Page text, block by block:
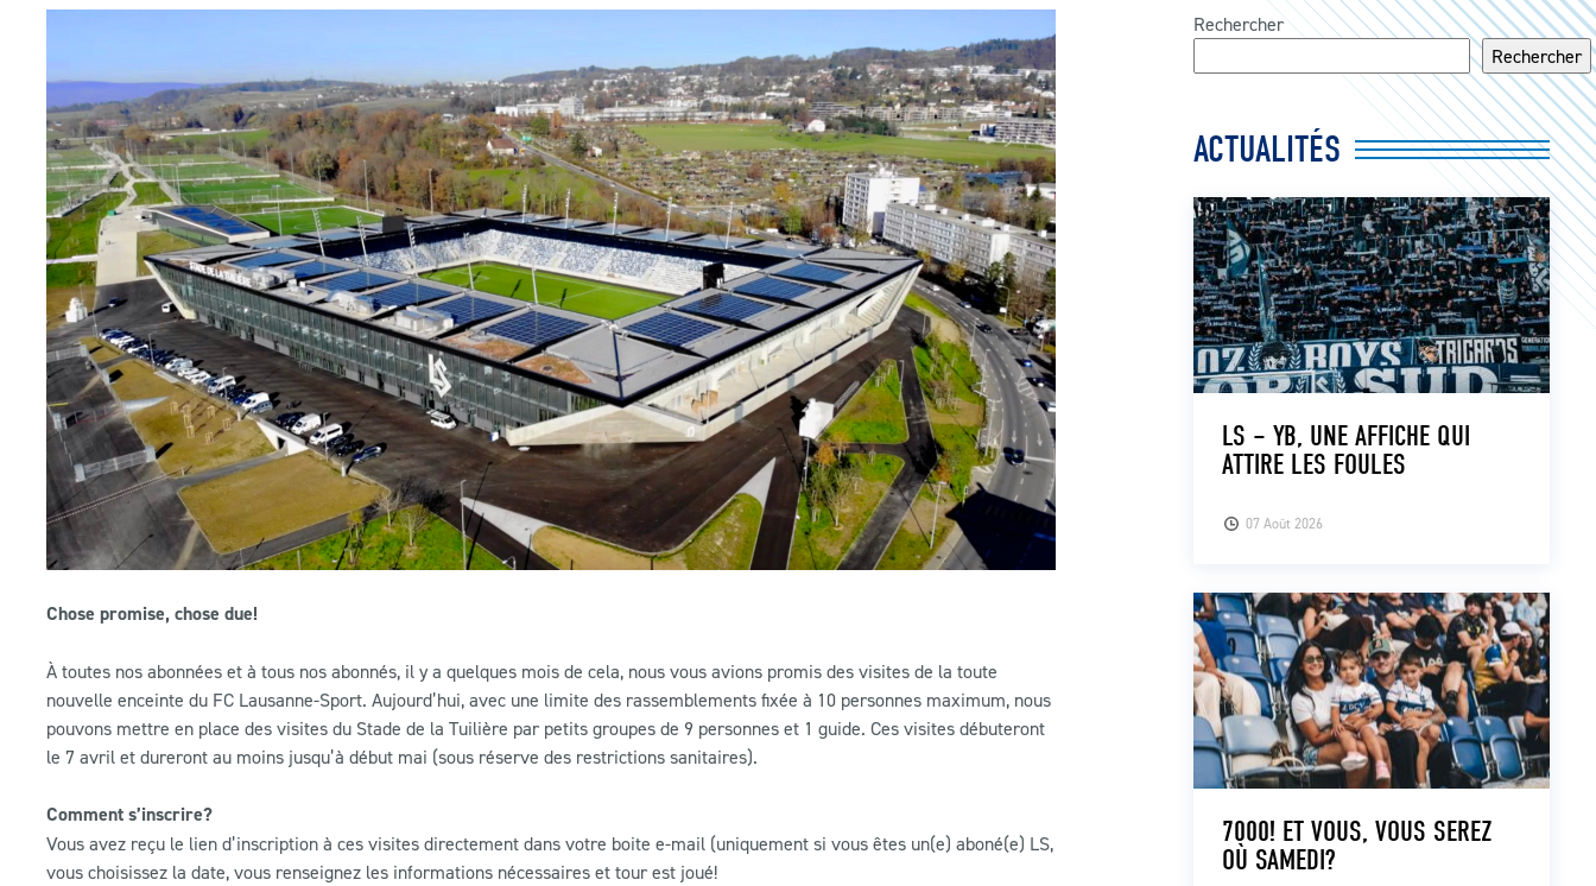
Chose promise, chose due!
À toutes nos abonnées et à tous nos abonnés, il y a quelques mois de cela, nous vous avions promis des visites de la toute
nouvelle enceinte du FC Lausanne-Sport. Aujourd’hui, avec une limite des rassemblements fixée à 10 personnes maximum, nous
pouvons mettre en place des visites du Stade de la Tuilière par petits groupes de 9 personnes et 1 guide. Ces visites débuteront
le 7 avril et dureront au moins jusqu’à début mai (sous réserve des restrictions sanitaires).
Comment s’inscrire?
Vous avez reçu le lien d’inscription à ces visites directement dans votre boite e-mail (uniquement si vous êtes un(e) aboné(e) LS,
vous choisissez la date, vous renseignez les informations nécessaires et tour est joué!
Rechercher
Rechercher
ACTUALITÉS
07 Août 2026
LS – YB, UNE AFFICHE QUI
ATTIRE LES FOULES
7000! ET VOUS, VOUS SEREZ
OÙ SAMEDI?